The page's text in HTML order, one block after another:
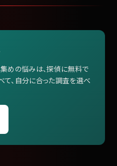
めの悩みは、探偵に無料で
、自分に合った調査を選べ